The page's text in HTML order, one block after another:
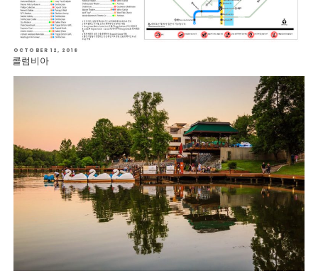
POSTED
ON
OCTOBER 12, 2018
콜럼비아